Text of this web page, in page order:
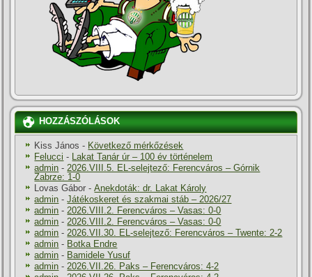
HOZZÁSZÓLÁSOK
Kiss János - Következő mérkőzések
Felucci - Lakat Tanár úr – 100 év történelem
admin -2026.VIII.5. EL-selejtező: Ferencváros – Górnik
Zabrze: 1-0
Lovas Gábor -Anekdoták: dr. Lakat Károly
admin -Játékoskeret és szakmai stáb – 2026/27
admin -2026.VIII.2. Ferencváros – Vasas: 0-0
admin -2026.VIII.2. Ferencváros – Vasas: 0-0
admin -2026.VII.30. EL-selejtező: Ferencváros – Twente: 2-2
admin - Botka Endre
admin - Bamidele Yusuf
admin -2026.VII.26. Paks – Ferencváros: 4-2